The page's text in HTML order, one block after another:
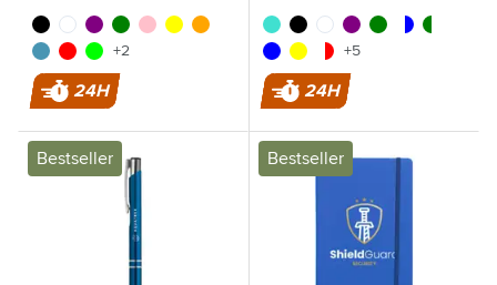
noir blancpourpre
vert rose jauneorange
bleu clair
rougelime +2
24H
turquoise
noir blancpourpre
vert translucide/
bleu jaune translucide/rouge
+5
24H
Bestseller Bestseller